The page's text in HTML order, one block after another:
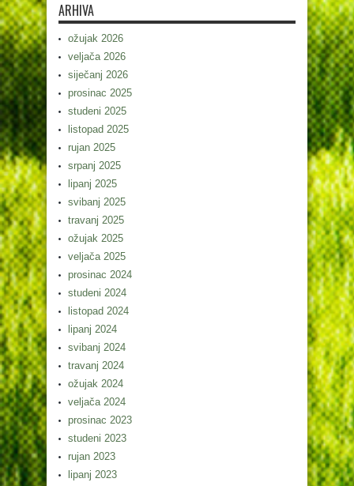
ARHIVA
ožujak 2026
veljača 2026
siječanj 2026
prosinac 2025
studeni 2025
listopad 2025
rujan 2025
srpanj 2025
lipanj 2025
svibanj 2025
travanj 2025
ožujak 2025
veljača 2025
prosinac 2024
studeni 2024
listopad 2024
lipanj 2024
svibanj 2024
travanj 2024
ožujak 2024
veljača 2024
prosinac 2023
studeni 2023
rujan 2023
lipanj 2023